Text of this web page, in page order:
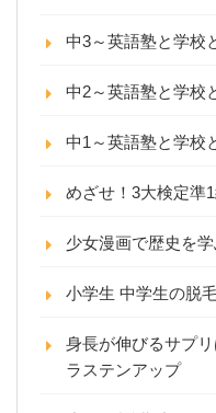
中3～英語塾と学校
中2～英語塾と学校
中1～英語塾と学校
めざせ！3大検定準
少女漫画で歴史を学
小学生 中学生の脱
身長が伸びるサプ
ラステンアップ